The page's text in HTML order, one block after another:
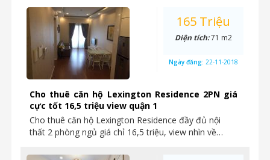
Cho thuê căn hộ Lexington Residence 2PN giá
cực tốt 16,5 triệu view quận 1
Cho thuê căn hộ Lexington Residence đầy đủ nội
thất 2 phòng ngủ giá chỉ 16,5 triệu, view nhìn về…
165 Triệu
Diện tích:71 m2
Ngày đăng: 22-11-2018